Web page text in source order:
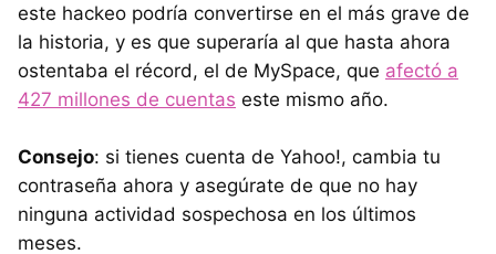
este hackeo podría convertirse en el más grave de
la historia, y es que superaría al que hasta ahora
ostentaba el récord, el de MySpace, que afectó a
427 millones de cuentas este mismo año.
Consejo: si tienes cuenta de Yahoo!, cambia tu
contraseña ahora y asegúrate de que no hay
ninguna actividad sospechosa en los últimos
meses.